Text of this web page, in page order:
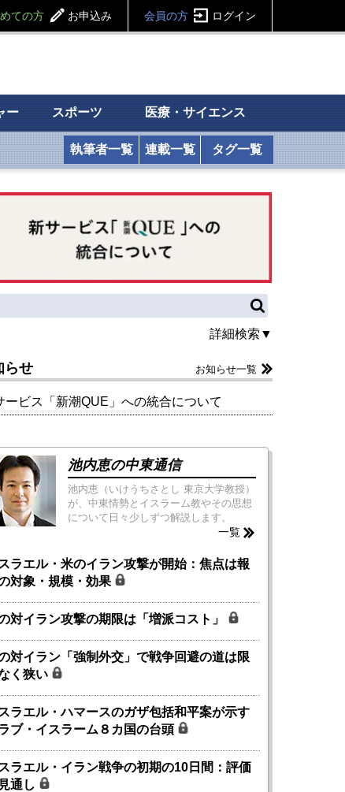
ての方 お申込み 会員の方 ログイン
ー スポーツ 医療・サイエンス
執筆者一覧 連載一覧 タグ一覧
詳細検索▼
らせ お知らせ一覧
ービス「新潮QUE」への統合について
池内恵の中東通信
池内恵（いけうちさとし 東京大学教授）
が、中東情勢とイスラーム教やその思想
について日々少しずつ解説します。
一覧
ラエル・米のイラン攻撃が開始：焦点は報
対象・規模・効果
対イラン攻撃の期限は「増派コスト」
対イラン「強制外交」で戦争回避の道は限
く狭い
ラエル・ハマースのガザ包括和平案が示す
ブ・イスラーム８カ国の台頭
ラエル・イラン戦争の初期の10日間：評価
通し